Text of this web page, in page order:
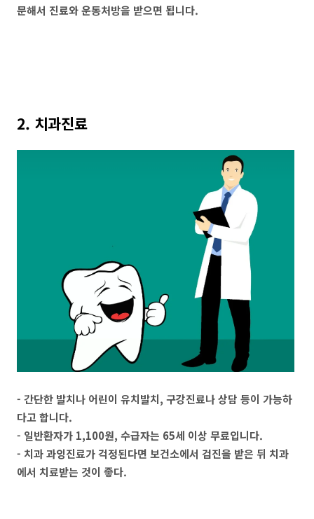
문해서 진료와 운동처방을 받으면 됩니다.
2. 치과진료
- 간단한 발치나 어린이 유치발치, 구강진료나 상담 등이 가능하
다고 합니다.
- 일반환자가 1,100원, 수급자는 65세 이상 무료입니다.
- 치과 과잉진료가 걱정된다면 보건소에서 검진을 받은 뒤 치과
에서 치료받는 것이 좋다.